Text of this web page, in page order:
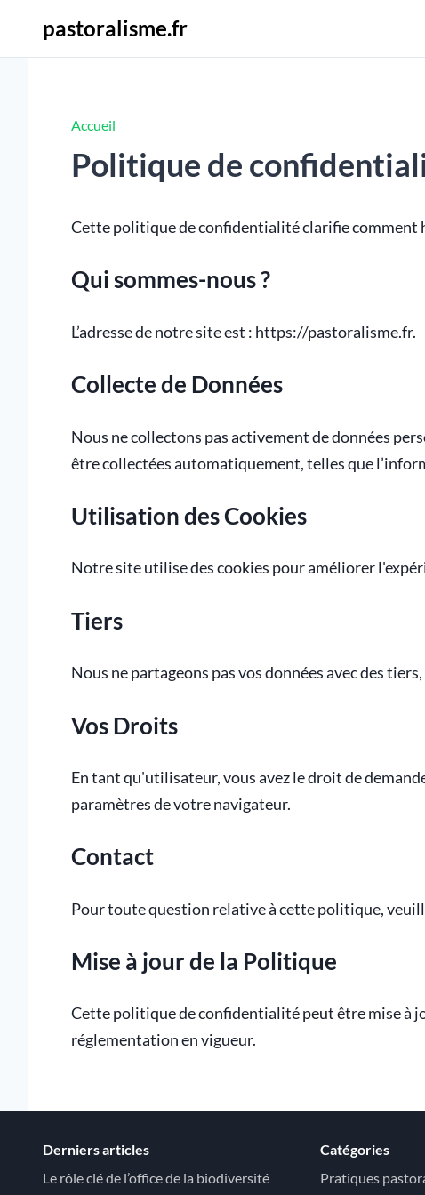
pastoralisme.fr
Accueil
Politique de
Cette politique de confidentialité clarifie comment
Qui sommes-nous ?
L’adresse de notre site est : https://pastoralisme.fr.
Collecte de Données
Nous ne collectons pas activement de données
être collectées automatiquement, telles que
Utilisation des Cookies
Notre site utilise des cookies pour améliorer
Tiers
Nous ne partageons pas vos données avec des
Vos Droits
En tant qu'utilisateur, vous avez le droit de
paramètres de votre navigateur.
Contact
Pour toute question relative à cette politique,
Mise à jour de la Politique
Cette politique de confidentialité peut être mise à
réglementation en vigueur.
Derniers articles
Le rôle clé de l’office de la biodiversité
Catégories
Pratiques